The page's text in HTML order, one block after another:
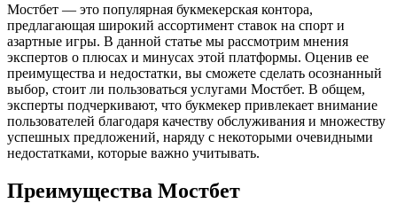
Мостбет — это популярная букмекерская контора,
предлагающая широкий ассортимент ставок на спорт и
азартные игры. В данной статье мы рассмотрим мнения
экспертов о плюсах и минусах этой платформы. Оценив ее
преимущества и недостатки, вы сможете сделать осознанный
выбор, стоит ли пользоваться услугами Мостбет. В общем,
эксперты подчеркивают, что букмекер привлекает внимание
пользователей благодаря качеству обслуживания и множеству
успешных предложений, наряду с некоторыми очевидными
недостатками, которые важно учитывать.
Преимущества Мостбет